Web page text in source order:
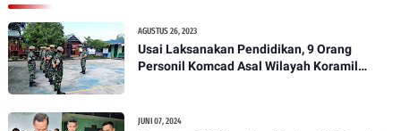
AGUSTUS 26, 2023
Usai Laksanakan Pendidikan, 9 Orang
Personil Komcad Asal Wilayah Koramil
JUNI 07, 2024